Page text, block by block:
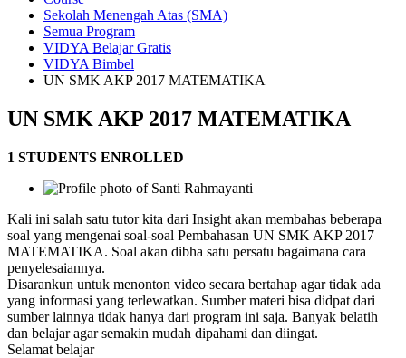
Sekolah Menengah Atas (SMA)
Semua Program
VIDYA Belajar Gratis
VIDYA Bimbel
UN SMK AKP 2017 MATEMATIKA
UN SMK AKP 2017 MATEMATIKA
1 STUDENTS ENROLLED
Kali ini salah satu tutor kita dari Insight akan membahas beberapa
soal yang mengenai soal-soal Pembahasan UN SMK AKP 2017
MATEMATIKA. Soal akan dibha satu persatu bagaimana cara
penyelesaiannya.
Disarankun untuk menonton video secara bertahap agar tidak ada
yang informasi yang terlewatkan. Sumber materi bisa didpat dari
sumber lainnya tidak hanya dari program ini saja. Banyak belatih
dan belajar agar semakin mudah dipahami dan diingat.
Selamat belajar